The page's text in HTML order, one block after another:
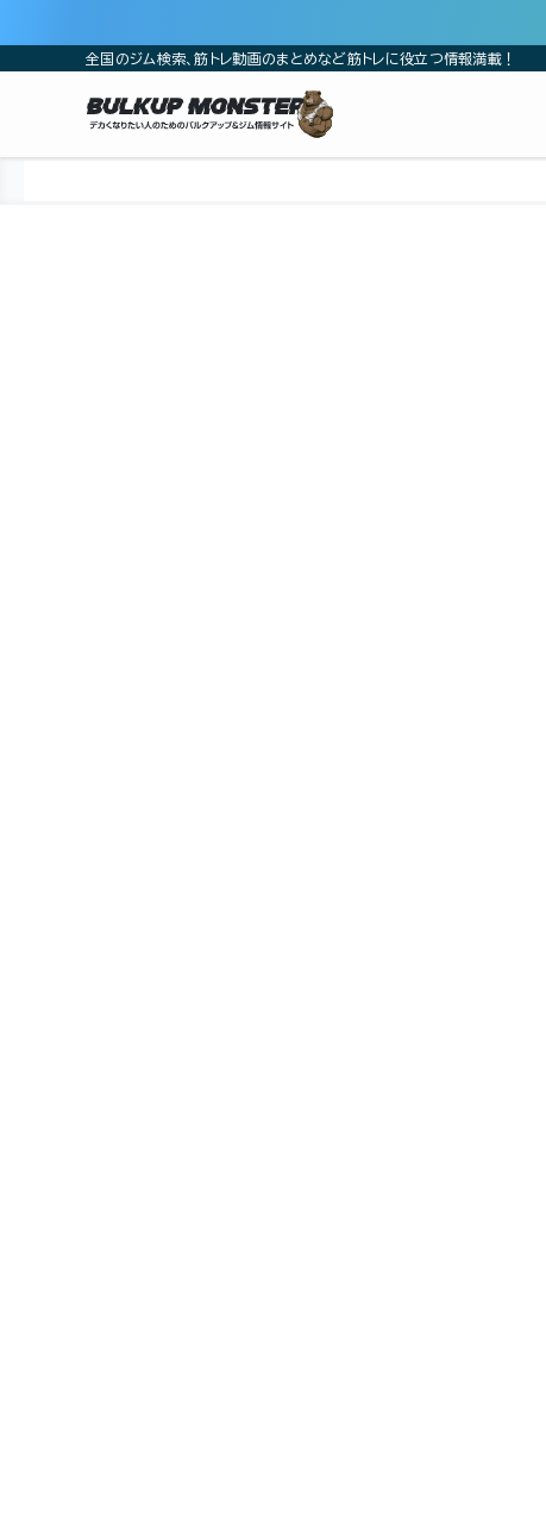
全国のジム検索、筋トレ動画のまとめなど筋トレに役立つ情報満載！